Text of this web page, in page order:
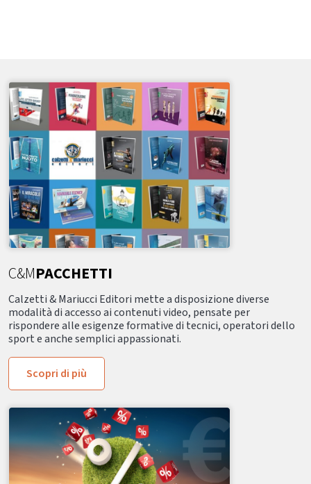
C&MPACCHETTI
Calzetti & Mariucci Editori mette a disposizione diverse
modalità di accesso ai contenuti video, pensate per
rispondere alle esigenze formative di tecnici, operatori dello
sport e anche semplici appassionati.
Scopri di più